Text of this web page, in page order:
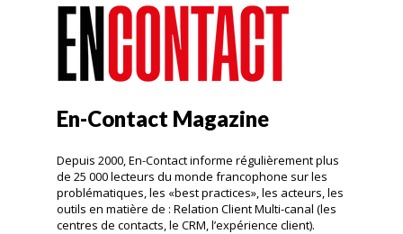
En-Contact Magazine
Depuis 2000, En-Contact informe régulièrement plus
de 25 000 lecteurs du monde francophone sur les
problématiques, les «best practices», les acteurs, les
outils en matière de : Relation Client Multi-canal (les
centres de contacts, le CRM, l’expérience client).